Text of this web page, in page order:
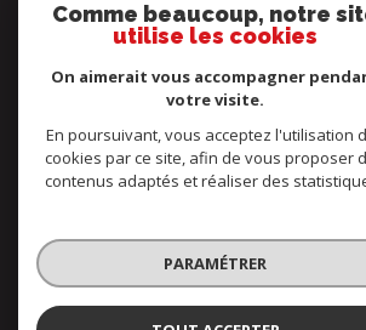
Nos honoraires
Cookies
© 2026 | Tous droits réservés
Réalisé par
Comme beaucoup, notre
utilise les cookies
On aimerait vous accompagner
votre visite.
En poursuivant, vous acceptez l'utilisation
cookies par ce site, afin de vous proposer
contenus adaptés et réaliser des
PARAMÉTRER